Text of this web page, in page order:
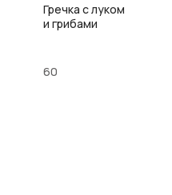
Гречка с луком
и грибами
60